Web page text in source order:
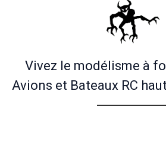
Vivez le modélisme à
Avions et Bateaux RC